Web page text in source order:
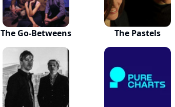
The Go-Betweens The Pastels